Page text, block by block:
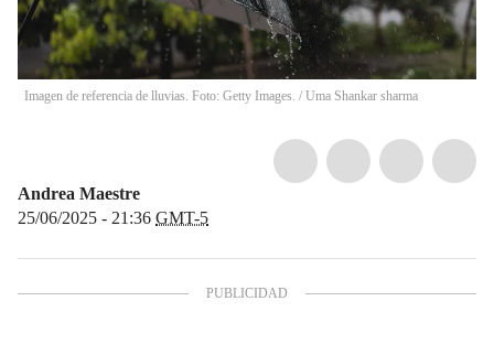
Imagen de referencia de lluvias. Foto: Getty Images. / Uma Shankar sharma
Andrea Maestre
25/06/2025 - 21:36 GMT-5